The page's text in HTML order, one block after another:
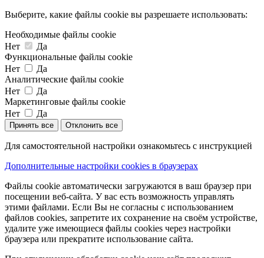
Выберите, какие файлы cookie вы разрешаете использовать:
Необходимые файлы cookie
Нет
Да
Функциональные файлы cookie
Нет
Да
Аналитические файлы cookie
Нет
Да
Маркетинговые файлы cookie
Нет
Да
Принять все Отклонить все
Для самостоятельной настройки ознакомьтесь с инструкцией
Дополнительные настройки cookies в браузерах
Файлы cookie автоматически загружаются в ваш браузер при
посещении веб-сайта. У вас есть возможность управлять
этими файлами. Если Вы не согласны с использованием
файлов cookies, запретите их сохранение на своём устройстве,
удалите уже имеющиеся файлы cookies через настройки
браузера или прекратите использование сайта.